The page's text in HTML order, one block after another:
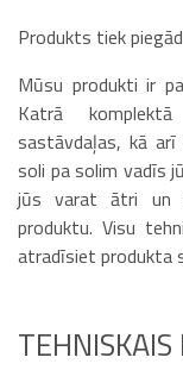
Produkts tiek
Mūsu produkti ir
Katrā
sastāvdaļas, kā
soli pa solim vadīs
jūs varat ātri un
produktu. Visu
atradīsiet produkta
TEHNISKAIS